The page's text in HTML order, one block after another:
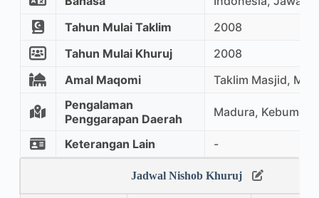
Tahun Mulai Taklim
2008
Tahun Mulai Khuruj
2008
Amal Maqomi
Taklim Masjid,
Pengalaman
Penggarapan Daerah
Madura,
Keterangan Lain -
Jadwal Nishob Khuruj